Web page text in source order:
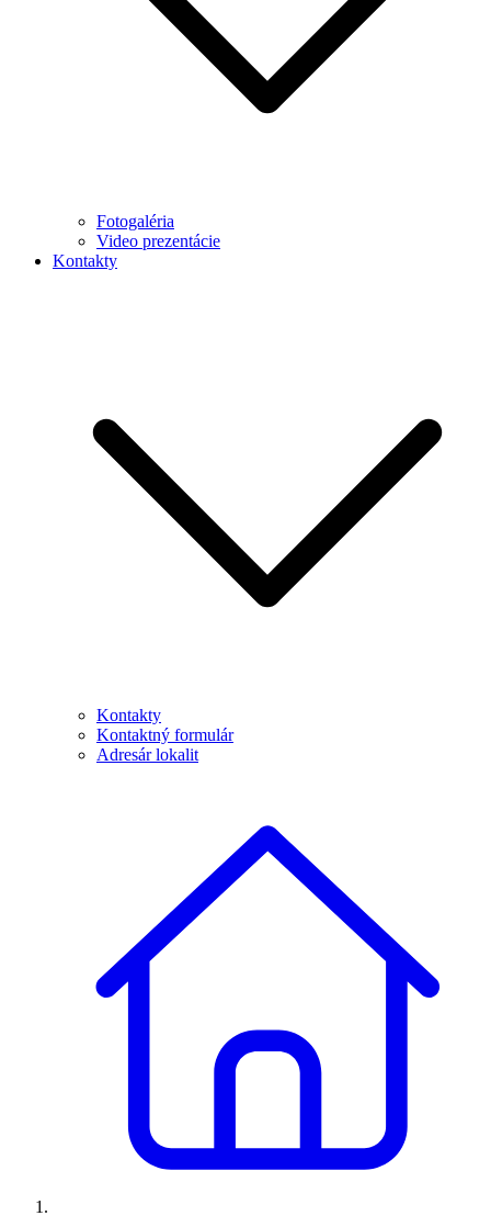
Fotogaléria
Video prezentácie
Kontakty
Kontakty
Kontaktný formulár
Adresár lokalit